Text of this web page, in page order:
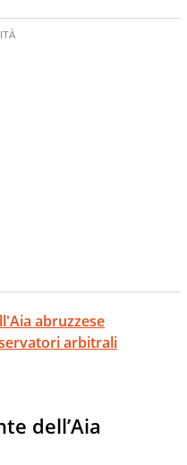
abruzzese
arbitrali
dell’Aia